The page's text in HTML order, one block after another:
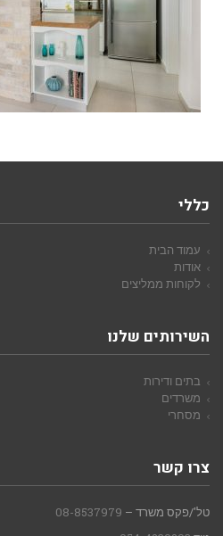
כללי
עמוד הבית
אודות
לקוחות ממליצים
השירותים שלנו
בתים ודירות
משרדים
מסחרי
צרו קשר
טל'/פקס משרד – 08-8537979